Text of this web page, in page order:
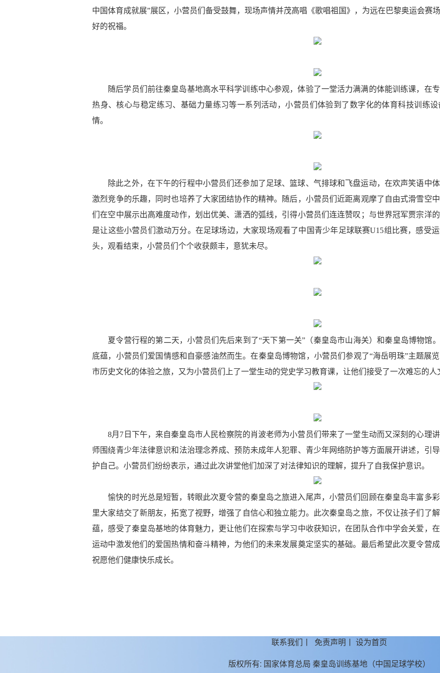
中国体育成就展”展区，小营员们备受鼓舞，现场声情并茂高唱《歌唱祖国》，为远在巴黎奥运会赛
好的祝福。
随后学员们前往秦皇岛基地高水平科学训练中心参观，体验了一堂活力满满的体能训练课，在
热身、核心与稳定练习、基础力量练习等一系列活动，小营员们体验到了数字化的体育科技训练
情。
除此之外，在下午的行程中小营员们还参加了足球、篮球、气排球和飞盘运动，在欢声笑语中
激烈竞争的乐趣，同时也培养了大家团结协作的精神。随后，小营员们近距离观摩了自由式滑雪空
们在空中展示出高难度动作，划出优美、潇洒的弧线，引得小营员们连连赞叹；与世界冠军贾宗洋
是让这些小营员们激动万分。在足球场边，大家现场观看了中国青少年足球联赛U15组比赛，感受
头，观看结束，小营员们个个收获颇丰，意犹未尽。
夏令营行程的第二天，小营员们先后来到了“天下第一关”（秦皇岛市山海关）和秦皇岛博物馆
底蕴，小营员们爱国情感和自豪感油然而生。在秦皇岛博物馆，小营员们参观了“海岳明珠”主题展
市历史文化的体验之旅，又为小营员们上了一堂生动的党史学习教育课，让他们接受了一次难忘的人
8月7日下午，来自秦皇岛市人民检察院的肖波老师为小营员们带来了一堂生动而又深刻的心理
师围绕青少年法律意识和法治理念养成、预防未成年人犯罪、青少年网络防护等方面展开讲述，引
护自己。小营员们纷纷表示，通过此次讲堂他们加深了对法律知识的理解，提升了自我保护意识。
愉快的时光总是短暂，转眼此次夏令营的秦皇岛之旅进入尾声，小营员们回顾在秦皇岛丰富多
里大家结交了新朋友，拓宽了视野，增强了自信心和独立能力。此次秦皇岛之旅，不仅让孩子们了
蕴，感受了秦皇岛基地的体育魅力，更让他们在探索与学习中收获知识，在团队合作中学会关爱，
运动中激发他们的爱国热情和奋斗精神，为他们的未来发展奠定坚实的基础。最后希望此次夏令营
祝愿他们健康快乐成长。
联系我们 丨 免责声明 丨 设为首页
版权所有: 国家体育总局 秦皇岛训练基地（中国足球学校）